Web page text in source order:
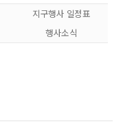
지구행사 일정표
행사소식